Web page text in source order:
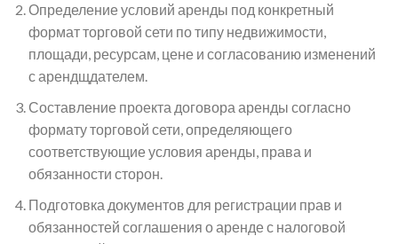
Определение условий аренды под конкретный
формат торговой сети по типу недвижимости,
площади, ресурсам, цене и согласованию изменений
с арендщдателем.
Составление проекта договора аренды согласно
формату торговой сети, определяющего
соответствующие условия аренды, права и
обязанности сторон.
Подготовка документов для регистрации прав и
обязанностей соглашения о аренде с налоговой